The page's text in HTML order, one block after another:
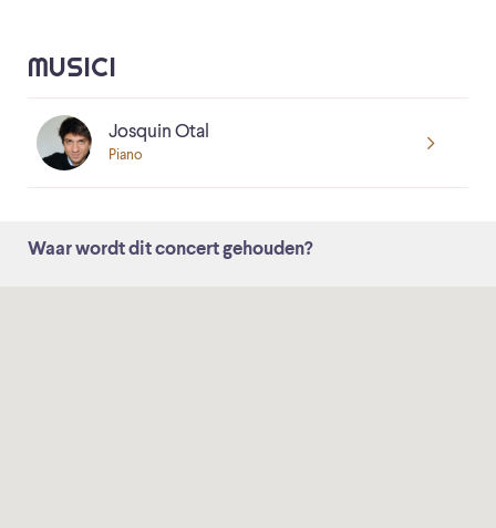
MUSICI
Josquin Otal
Piano
Waar wordt dit concert gehouden?